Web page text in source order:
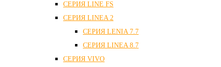
СЕРИЯ LINE FS
СЕРИЯ LINEA 2
СЕРИЯ LENIA 7.7
СЕРИЯ LINEA 8.7
СЕРИЯ VIVO